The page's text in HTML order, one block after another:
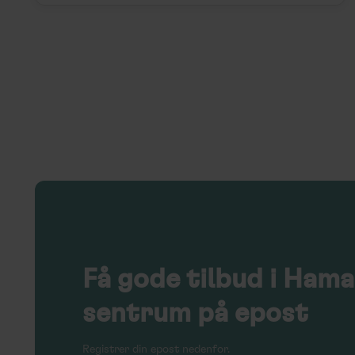
Få gode tilbud
i
sentrum på epost
Registrer din epost nedenfor.